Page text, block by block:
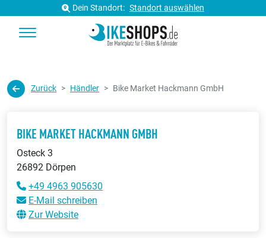
Dein Standort: Standort auswählen
Zurück Händler Bike Market Hackmann GmbH
BIKE MARKET HACKMANN GMBH
Osteck 3
26892 Dörpen
+49 4963 905630
E-Mail schreiben
Zur Website